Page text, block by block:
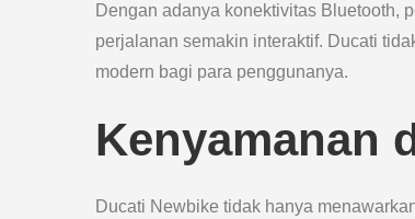
Dengan adanya konektivitas Bluetooth,
perjalanan semakin interaktif. Ducati
modern bagi para penggunanya.
Kenyamanan
Ducati Newbike tidak hanya